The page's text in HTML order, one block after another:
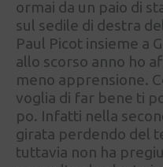
ormai da un paio di
sul sedile di destra
Paul Picot insieme a
allo scorso anno ho
meno apprensione.
voglia di far bene ti
po. Infatti nella
girata perdendo del
tuttavia non ha